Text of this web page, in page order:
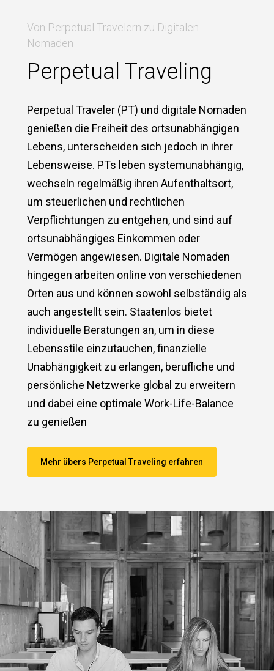
Von Perpetual Travelern zu Digitalen
Nomaden
Perpetual Traveling
Perpetual Traveler (PT) und digitale Nomaden
genießen die Freiheit des ortsunabhängigen
Lebens, unterscheiden sich jedoch in ihrer
Lebensweise. PTs leben systemunabhängig,
wechseln regelmäßig ihren Aufenthaltsort,
um steuerlichen und rechtlichen
Verpflichtungen zu entgehen, und sind auf
ortsunabhängiges Einkommen oder
Vermögen angewiesen. Digitale Nomaden
hingegen arbeiten online von verschiedenen
Orten aus und können sowohl selbständig als
auch angestellt sein. Staatenlos bietet
individuelle Beratungen an, um in diese
Lebensstile einzutauchen, finanzielle
Unabhängigkeit zu erlangen, berufliche und
persönliche Netzwerke global zu erweitern
und dabei eine optimale Work-Life-Balance
zu genießen​
Mehr übers Perpetual Traveling erfahren